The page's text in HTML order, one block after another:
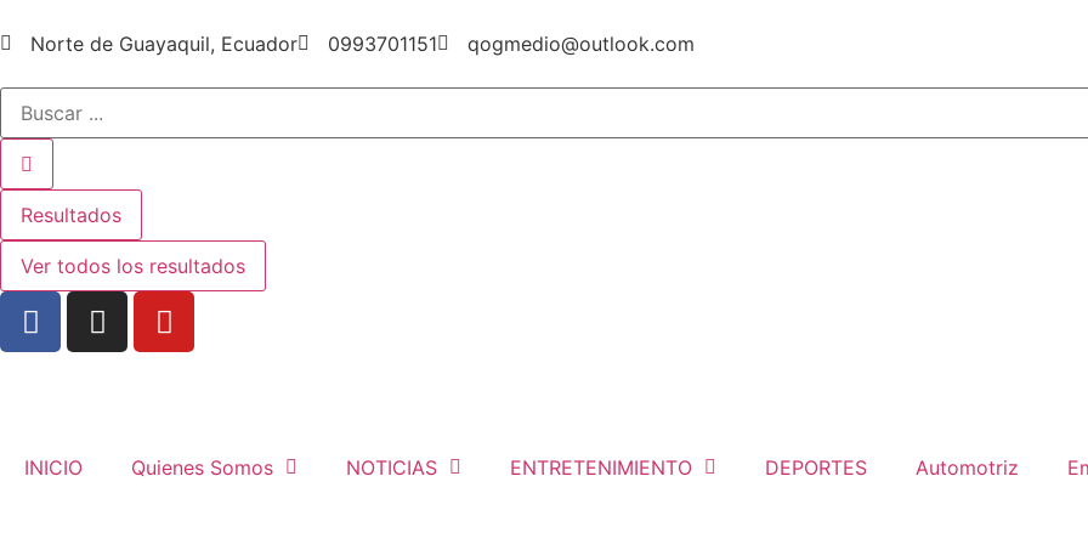
Norte de Guayaquil, Ecuador 0993701151 qogmedio@outlook.com
Resultados
Ver todos los resultados
INICIO Quienes Somos NOTICIAS ENTRETENIMIENTO DEPORTES Automotriz